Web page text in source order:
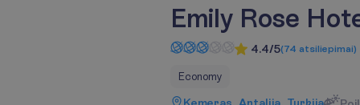
Emily Rose
4.4/5(74 atsiliepimai)
Economy